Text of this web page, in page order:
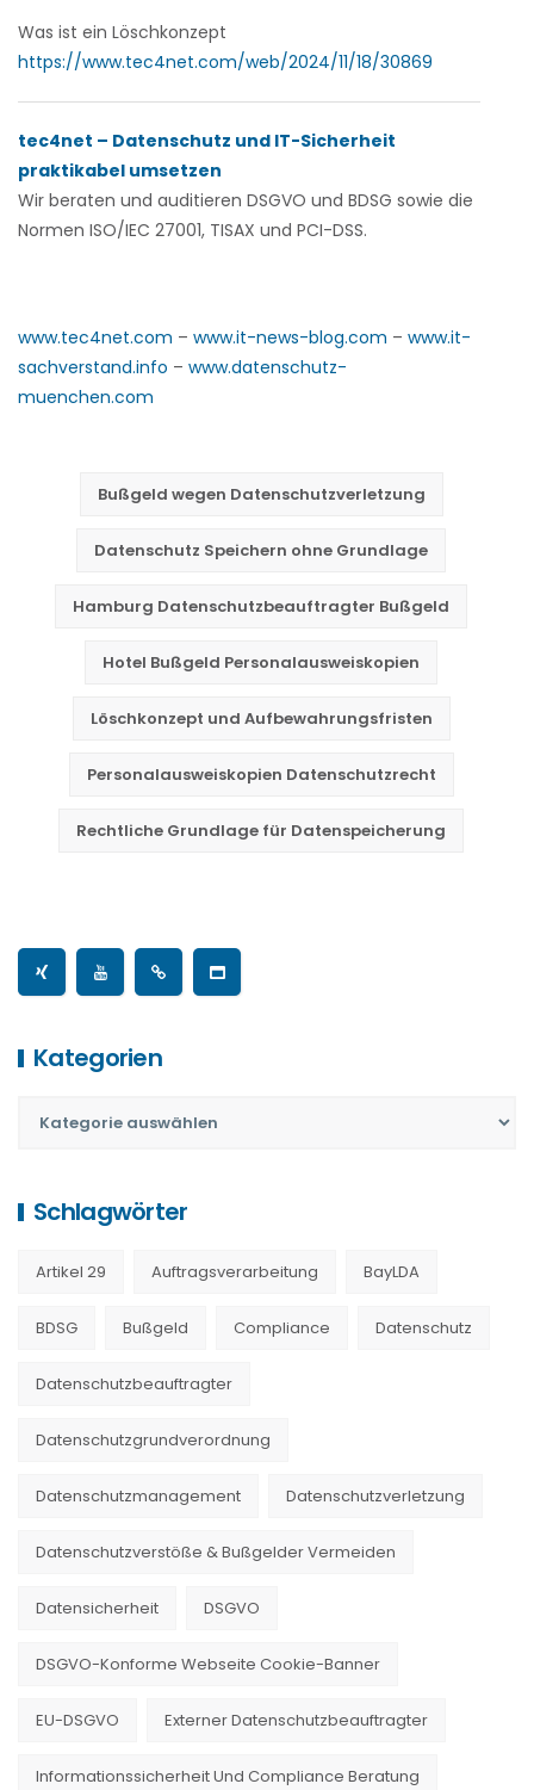
Was ist ein Löschkonzept
https://www.tec4net.com/web/2024/11/18/30869
tec4net – Datenschutz und IT-Sicherheit
praktikabel umsetzen
Wir beraten und auditieren DSGVO und BDSG sowie die
Normen ISO/IEC 27001, TISAX und PCI-DSS.
www.tec4net.com – www.it-news-blog.com – www.it-
sachverstand.info – www.datenschutz-
muenchen.com
Bußgeld wegen Datenschutzverletzung
Datenschutz Speichern ohne Grundlage
Hamburg Datenschutzbeauftragter Bußgeld
Hotel Bußgeld Personalausweiskopien
Löschkonzept und Aufbewahrungsfristen
Personalausweiskopien Datenschutzrecht
Rechtliche Grundlage für Datenspeicherung
Kategorien
Schlagwörter
Artikel 29 Auftragsverarbeitung BayLDA
BDSG Bußgeld Compliance Datenschutz
Datenschutzbeauftragter
Datenschutzgrundverordnung
Datenschutzmanagement Datenschutzverletzung
Datenschutzverstöße & Bußgelder Vermeiden
Datensicherheit DSGVO
DSGVO-Konforme Webseite Cookie-Banner
EU-DSGVO Externer Datenschutzbeauftragter
Informationssicherheit Und Compliance Beratung